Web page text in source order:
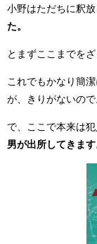
小野はただちに釈放
た。
とまずここまでを
これでもかなり簡
が、きりがないので
で、ここで本来は犯
男が出所してきます